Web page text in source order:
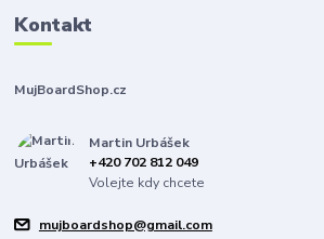
Kontakt
MujBoardShop.cz
Martin Urbášek
+420 702 812 049
Volejte kdy chcete
mujboardshop@gmail.com